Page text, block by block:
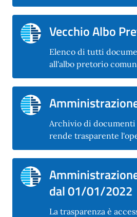
Vecchio Albo
Elenco di tutti
all'albo pretorio
Archivio di documenti
rende trasparente
dal 01/01/2022
La trasparenza è